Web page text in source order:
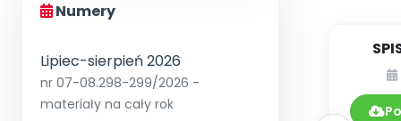
Numery
Lipiec-sierpień 2026
nr 07-08.298-299/2026 -
materiały na cały rok